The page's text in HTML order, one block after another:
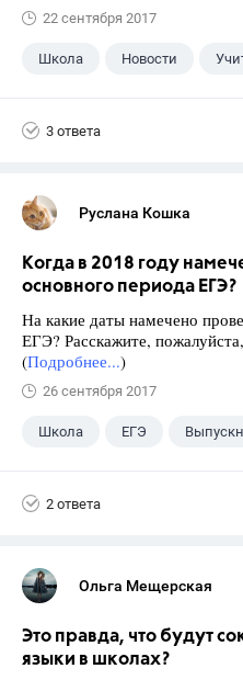
22 сентября 2017
Школа Новости
3 ответа
Руслана Кошка
Когда в 2018 году
основного периода ЕГЭ?
На какие даты намечено
ЕГЭ? Расскажите,
(Подробнее...)
26 сентября 2017
Школа ЕГЭ
2 ответа
Ольга Мещерская
Это правда, что будут
языки в школах?